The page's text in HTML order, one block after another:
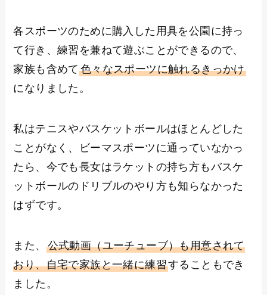
各スポーツのために購入した用具を公園に持っ
て行き、練習を兼ねて遊ぶことができるので、
家族も含めて 色々なスポーツに触れるきっかけ
になりました。
私はテニスやバスケットボールはほとんどした
ことがなく、ビーマスポーツに通っていなかっ
たら、今でも長女はラケットの持ち方もバスケ
ットボールのドリブルのやり方も知らなかった
はずです。
また、 公式動画（ユーチューブ）も用意されて
おり、自宅で家族と一緒に練習することもでき
ました。